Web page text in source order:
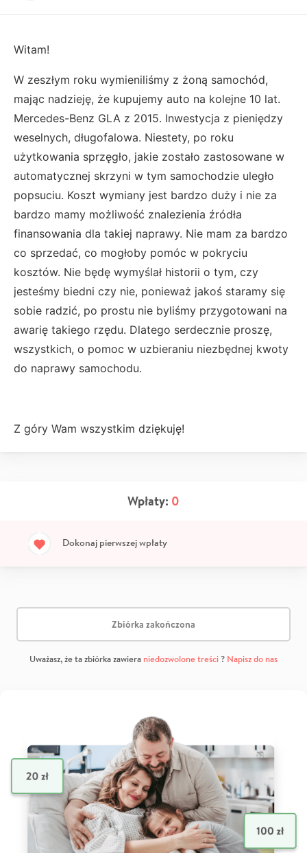
Witam!
W zeszłym roku wymieniliśmy z żoną samochód,
mając nadzieję, że kupujemy auto na kolejne 10 lat.
Mercedes-Benz GLA z 2015. Inwestycja z pieniędzy
weselnych, długofalowa. Niestety, po roku
użytkowania sprzęgło, jakie zostało zastosowane w
automatycznej skrzyni w tym samochodzie uległo
popsuciu. Koszt wymiany jest bardzo duży i nie za
bardzo mamy możliwość znalezienia źródła
finansowania dla takiej naprawy. Nie mam za bardzo
co sprzedać, co mogłoby pomóc w pokryciu
kosztów. Nie będę wymyślał historii o tym, czy
jesteśmy biedni czy nie, ponieważ jakoś staramy się
sobie radzić, po prostu nie byliśmy przygotowani na
awarię takiego rzędu. Dlatego serdecznie proszę,
wszystkich, o pomoc w uzbieraniu niezbędnej kwoty
do naprawy samochodu.
Z góry Wam wszystkim dziękuję!
Wpłaty: 0
Dokonaj pierwszej wpłaty
Zbiórka zakończona
Uważasz, że ta zbiórka zawiera niedozwolone treści? Napisz do nas